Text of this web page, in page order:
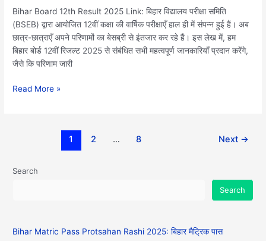
Bihar Board 12th Result 2025 Link: बिहार विद्यालय परीक्षा समिति
(BSEB) द्वारा आयोजित 12वीं कक्षा की वार्षिक परीक्षाएँ हाल ही में संपन्न हुई हैं। अब
छात्र-छात्राएँ अपने परिणामों का बेसब्री से इंतजार कर रहे हैं। इस लेख में, हम
बिहार बोर्ड 12वीं रिजल्ट 2025 से संबंधित सभी महत्वपूर्ण जानकारियाँ प्रदान करेंगे,
जैसे कि परिणाम जारी
Read More »
1 2 … 8 Next →
Search
Search
Bihar Matric Pass Protsahan Rashi 2025: बिहार मैट्रिक पास